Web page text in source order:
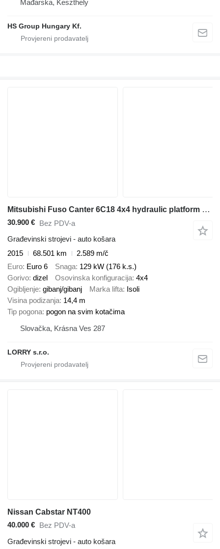
Mađarska, Keszthely
HS Group Hungary Kf.
Mitsubishi Fuso Canter 6C18 4x4 hydraulic platform 16 m
30.900 € Bez PDV-a
Građevinski strojevi - auto košara
2015
68.501 km
2.589 m/č
Euro Euro 6 Snaga 129 kW (176 k.s.)
Gorivo dizel Osovinska konfiguracija 4x4
Ogibljenje gibanj/gibanj Marka lifta Isoli
Visina podizanja 14,4 m
Tip pogona pogon na svim kotačima
Slovačka, Krásna Ves 287
LORRY s.r.o.
Nissan Cabstar NT400
40.000 € Bez PDV-a
Građevinski strojevi - auto košara